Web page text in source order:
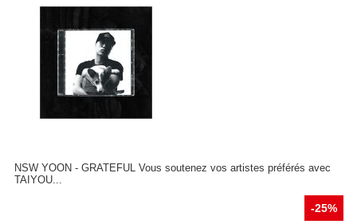
NSW YOON - GRATEFUL Vous soutenez vos artistes préférés avec
TAIYOU...
-25%